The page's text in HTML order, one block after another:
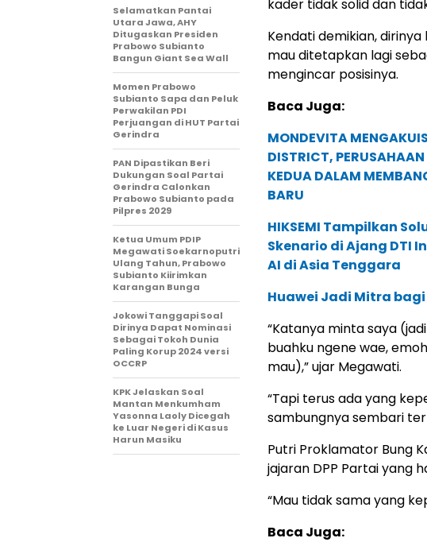
kader tidak solid dan
Kendati demikian,
mau ditetapkan lagi
mengincar posisinya.
Baca Juga:
MONDEVITA
DISTRICT,
KEDUA DALAM
BARU
HIKSEMI Tampilkan
Skenario di Ajang DTI
AI di Asia Tenggara
Huawei Jadi Mitra bagi
“Katanya minta saya
buahku ngene wae,
mau),” ujar Megawati.
“Tapi terus ada yang
sambungnya sembari
Putri Proklamator Bung
jajaran DPP Partai yang
“Mau tidak sama yang
Baca Juga:
Selamatkan Pantai
Utara Jawa, AHY
Ditugaskan Presiden
Prabowo Subianto
Bangun Giant Sea Wall
Momen Prabowo
Subianto Sapa dan Peluk
Perwakilan PDI
Perjuangan di HUT Partai
Gerindra
PAN Dipastikan Beri
Dukungan Soal Partai
Gerindra Calonkan
Prabowo Subianto pada
Pilpres 2029
Ketua Umum PDIP
Megawati Soekarnoputri
Ulang Tahun, Prabowo
Subianto Kiirimkan
Karangan Bunga
Jokowi Tanggapi Soal
Dirinya Dapat Nominasi
Sebagai Tokoh Dunia
Paling Korup 2024 versi
OCCRP
KPK Jelaskan Soal
Mantan Menkumham
Yasonna Laoly Dicegah
ke Luar Negeri di Kasus
Harun Masiku